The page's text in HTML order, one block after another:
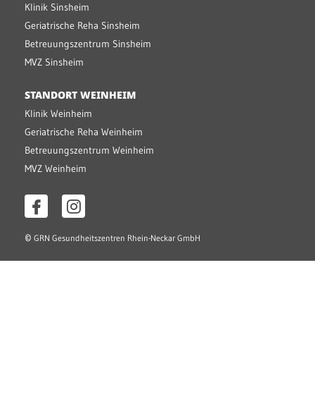
Klinik Sinsheim
Geriatrische Reha Sinsheim
Betreuungszentrum Sinsheim
MVZ Sinsheim
STANDORT WEINHEIM
Klinik Weinheim
Geriatrische Reha Weinheim
Betreuungszentrum Weinheim
MVZ Weinheim
© GRN Gesundheitszentren Rhein-Neckar GmbH